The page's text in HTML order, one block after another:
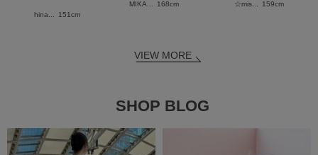
hina... 151cm
MIKA... 168cm ☆mis... 159cm
VIEW MORE
SHOP BLOG